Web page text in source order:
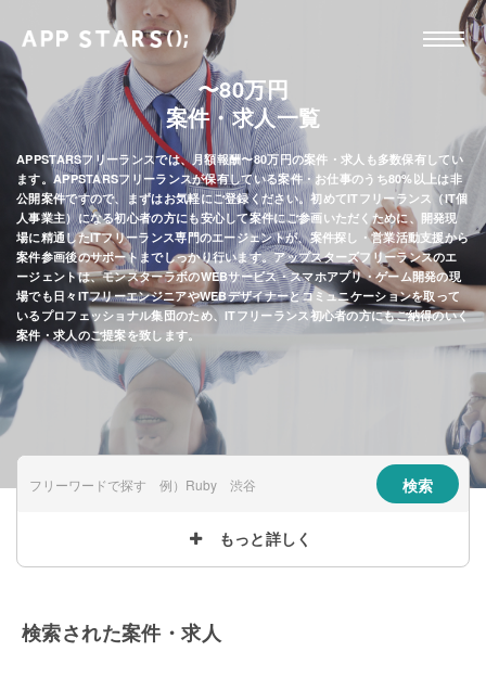
〜80万円
案件・求人一覧
APPSTARSフリーランスでは、月額報酬〜80万円の案件・求人も多数保有してい
ます。APPSTARSフリーランスが保有している案件・お仕事のうち80%以上は非
公開案件ですので、まずはお気軽にご登録ください。初めてITフリーランス（IT個
人事業主）になる初心者の方にも安心して案件にご参画いただくために、開発現
場に精通したITフリーランス専門のエージェントが、案件探し・営業活動支援から
案件参画後のサポートまでしっかり行います。アップスターズフリーランスのエ
ージェントは、モンスターラボのWEBサービス・スマホアプリ・ゲーム開発の現
場でも日々ITフリーエンジニアやWEBデザイナーとコミュニケーションを取って
いるプロフェッショナル集団のため、ITフリーランス初心者の方にもご納得のいく
案件・求人のご提案を致します。
検索
もっと詳しく
検索された案件・求人